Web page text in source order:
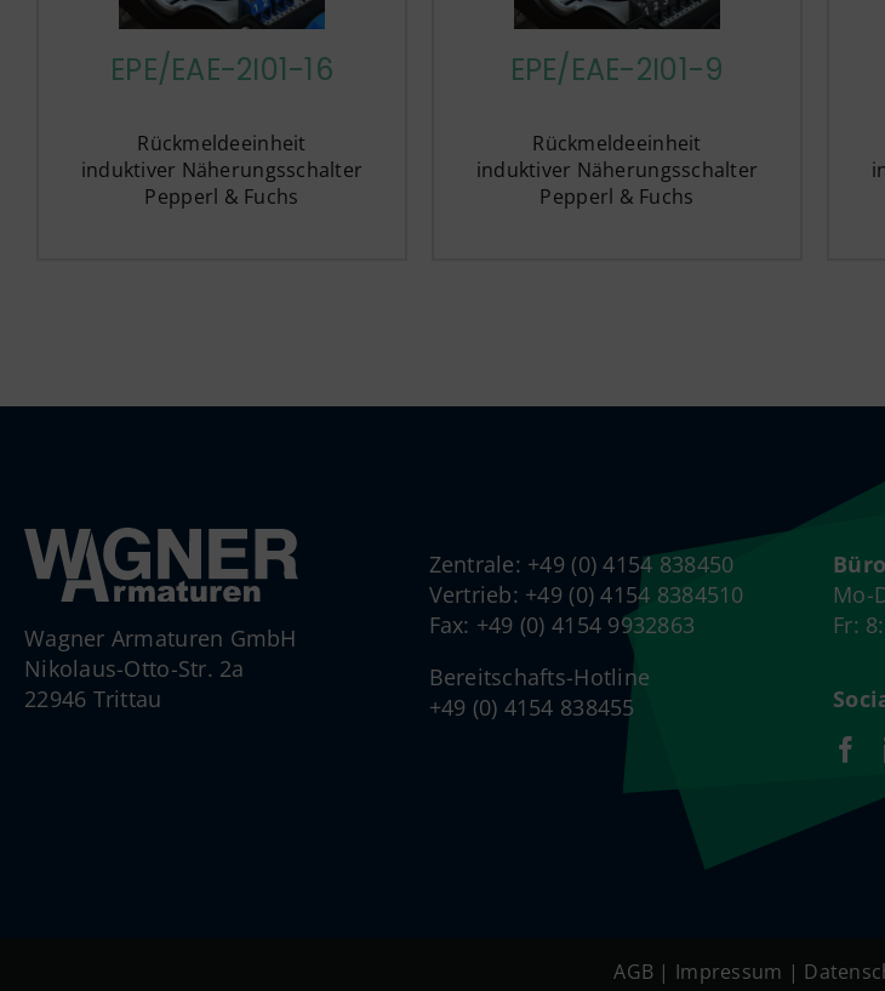
EPE/EAE-2I01-16
Rückmeldeeinheit
induktiver Näherungsschalter
Pepperl & Fuchs
EPE/EAE-2I01-9
Rückmeldeeinheit
induktiver Näherungsschalter
Pepperl & Fuchs
Wagner Armaturen GmbH
Nikolaus-Otto-Str. 2a
22946 Trittau
Zentrale: +49 (0) 4154 838450
Vertrieb: +49 (0) 4154 8384510
Fax: +49 (0) 4154 9932863
Bereitschafts-Hotline
+49 (0) 4154 838455
Mo-
Fr:
AGB | Impressum |